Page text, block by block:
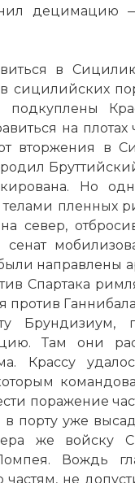
децимацию
в
сицилийских
на
вторжения в
Но
телами пленных
север,
направлены
Спартака
против
Брундизиум,
Там они
Крассу
поражение
порту уже
же войску
Вождь
не
legio, род.
— основная
из 5—6
сотен
легионов,
превышало
легиона в
— легат.